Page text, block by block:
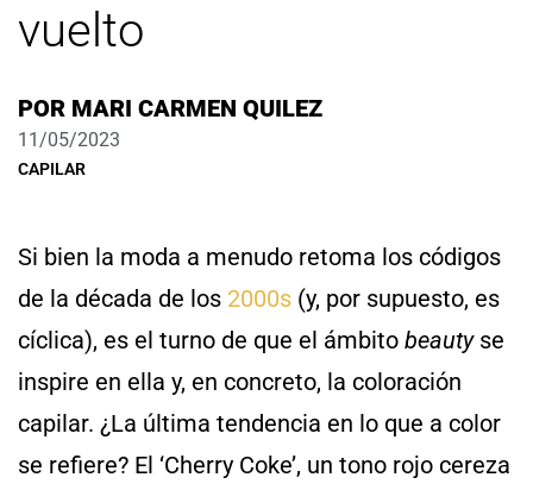
vuelto
POR MARI CARMEN QUILEZ
11/05/2023
CAPILAR
Si bien la moda a menudo retoma los códigos
de la década de los 2000s (y, por supuesto, es
cíclica), es el turno de que el ámbito beautyse
inspire en ella y, en concreto, la coloración
capilar. ¿La última tendencia en lo que a color
se refiere? El ‘Cherry Coke’, un tono rojo cereza